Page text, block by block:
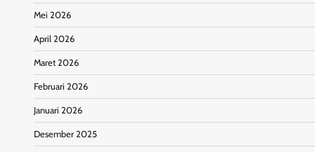
Mei 2026
April 2026
Maret 2026
Februari 2026
Januari 2026
Desember 2025